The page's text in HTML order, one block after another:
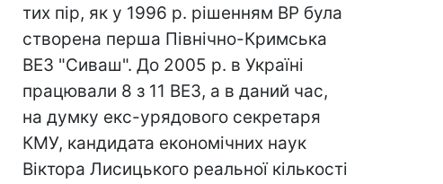
тих пір, як у 1996 р. рішенням ВР була
створена перша Північно-Кримська
ВЕЗ "Сиваш". До 2005 р. в Україні
працювали 8 з 11 ВЕЗ, а в даний час,
на думку екс-урядового секретаря
КМУ, кандидата економічних наук
Віктора Лисицького реальної кількості